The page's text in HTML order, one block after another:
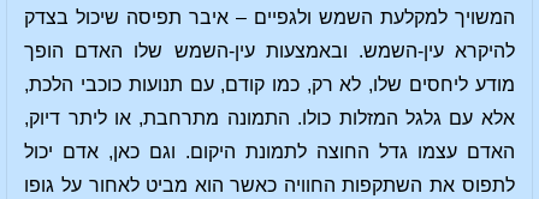
המשויך למקלעת השמש ולגפיים – איבר תפיסה שיכול בצדק
להיקרא עין-השמש. ובאמצעות עין-השמש שלו האדם הופך
מודע ליחסים שלו, לא רק, כמו קודם, עם תנועות כוכבי הלכת,
אלא עם גלגל המזלות כולו. התמונה מתרחבת, או ליתר דיוק,
האדם עצמו גדל החוצה לתמונת היקום. וגם כאן, אדם יכול
לתפוס את השתקפות החוויה כאשר הוא מביט לאחור על גופו